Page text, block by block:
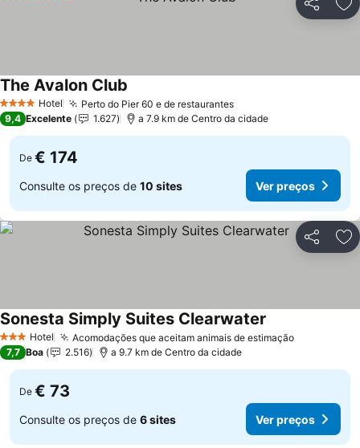
Partilhar
4 EstrelasHotel Perto do Pier 60 e de restaurantes
The Avalon Club
9,4 Excelente 1.627 a 7.9 km de Centro da cidade
De € 174
Consulte os preços de 10 sites Ver preços
Partilhar
3 EstrelasHotel Acomodações que aceitam animais de estimação
Sonesta Simply Suites Clearwater
7,7 Boa 2.516 a 9.7 km de Centro da cidade
De € 73
Consulte os preços de 6 sites Ver preços